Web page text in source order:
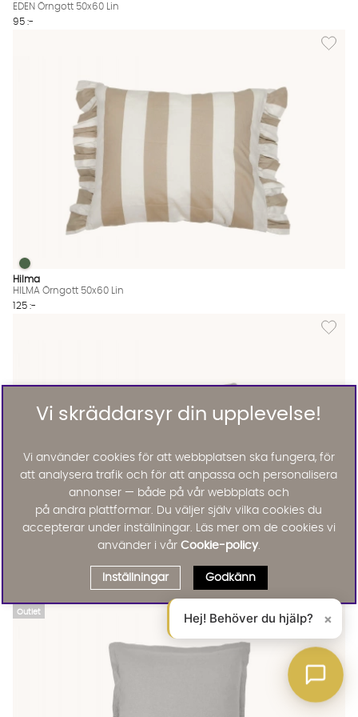
EDEN Örngott 50x60 Lin
95 :-
Lägg
HILMA Örngott 50x60 Lin Finns även i dessa färger:
HILMA Örngott 50x60 Lin
Hilma
HILMA Örngott 50x60 Lin
125 :-
Lägg
Outlet
Vi skräddarsyr din upplevelse!
Vi använder cookies för att webbplatsen ska fungera, för
att analysera trafik och för att anpassa och personalisera
annonser — både på vår webbplats och
på andra plattformar. Du väljer själv vilka cookies du
accepterar under inställningar. Läs mer om de cookies vi
använder i vår Cookie-policy.
Inställningar Godkänn
Hej! Behöver du hjälp? ×